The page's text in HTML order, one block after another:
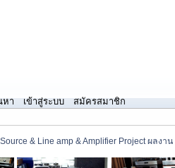
หา เข้าสู่ระบบ สมัครสมาชิก
Source & Line amp & Amplifier Project ผลงาน